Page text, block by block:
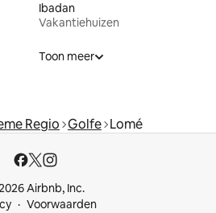
Ibadan
Vakantiehuizen
Toon meer
Regio Golfe Lomé
Airbnb, Inc.
Voorwaarden